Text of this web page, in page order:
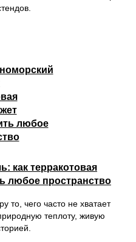
как терракотовая
любое пространство
то, чего часто не хватает
теплоту, живую